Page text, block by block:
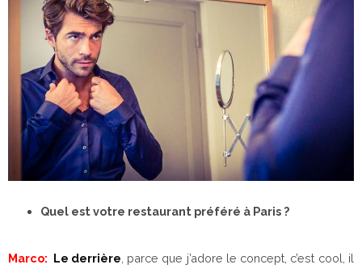
Quel est votre restaurant préféré à Paris ?
Marco: Le derrière , parce que j’adore le concept, c’est cool, il